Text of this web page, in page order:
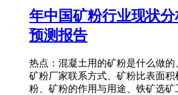
年中国矿粉行业现状
预测报告
热点：混凝土用的矿粉是什么做的
矿粉厂家联系方式、矿粉比表面
粉、矿粉的作用与用途、铁矿选矿